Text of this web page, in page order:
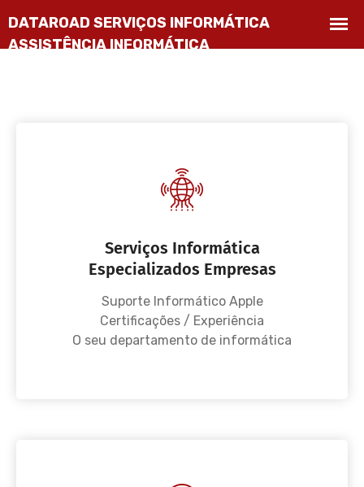
Serviços Informática
Especializados Empresas
Suporte Informático Apple
Certificações / Experiência
O seu departamento de informática